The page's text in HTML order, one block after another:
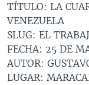
navegador
principal
Salte
búsqueda
VOA VERIFICA
VOA VERIFICA
ARGENTINA
BOLIVIA
COLOMBIA
CHILE
CHINA EN AMÉRICA
CENTROAMÉRICA
COSTA RICA
EL SALVADOR
OTRAS SECCIONES
INMIGRACIÓN
ESPECIALES DE LA
TÍTULO: LA
VENEZUELA
SLUG: EL
FECHA: 25 DE
AUTOR:
LUGAR: